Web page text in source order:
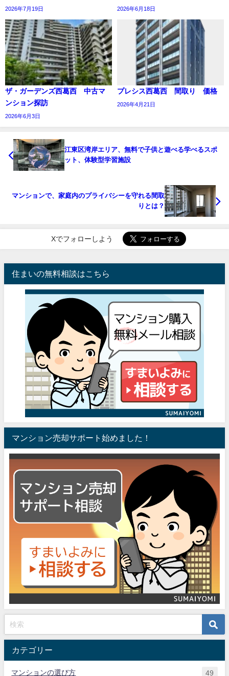
2026年7月19日 2026年6月18日
ザ・ガーデンズ西葛西 中古マ
ンション探訪
2026年6月3日
プレシス西葛西 間取り 価格
2026年4月21日
江東区湾岸エリア、無料で子供と遊べる学べるスポ
ット、体験型学習施設
マンションで、家庭内のプライバシーを守れる間取
りとは？
Xでフォローしよう
住まいの無料相談はこちら
マンション売却サポート始めました！
カテゴリー
マンションの選び方 49